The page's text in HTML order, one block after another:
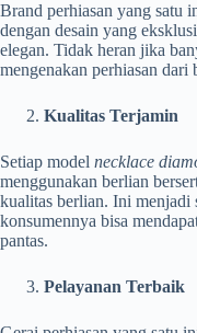
Brand perhiasan yang satu
dengan desain yang
elegan. Tidak heran jika
mengenakan perhiasan dari
Kualitas Terjamin
Setiap model necklace
menggunakan berlian
kualitas berlian. Ini menjadi
konsumennya bisa
pantas.
Pelayanan Terbaik